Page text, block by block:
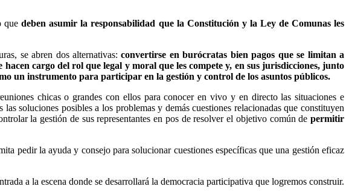
quedeben asumir la responsabilidad que la Constitución y la Ley de Comunas les
se abren dos alternativas:convertirse en burócratas bien pagos que se limitan a
cargo del rol que legal y moral que les compete y, en sus jurisdicciones, junto
un instrumento para participar en la gestión y control de los asuntos públicos.
chicas o grandes con ellos para conocer en vivo y en directo las situaciones e
soluciones posibles a los problemas y demás cuestiones relacionadas que constituyen
la gestión de sus representantes en pos de resolver el objetivo común de permitir
pedir la ayuda y consejo para solucionar cuestiones específicas que una gestión eficaz
a la escena donde se desarrollará la democracia participativa que logremos construir.